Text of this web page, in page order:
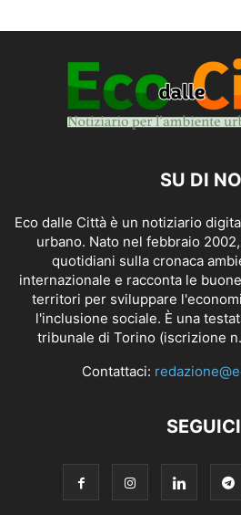
SU DI
Eco dalle Città è un notiziario
urbano. Nato nel febbraio
quotidiani sulla cronaca
internazionale e racconta le
territori per sviluppare
l'inclusione sociale. È una
tribunale di Torino (iscrizione
Contattaci:
SEGUICI